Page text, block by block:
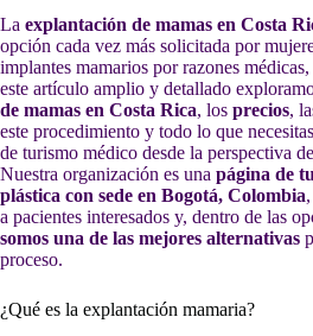
La explantación de mamas en Costa
opción cada vez más solicitada por
implantes mamarios por razones
este artículo amplio y detallado
de mamas en Costa Rica, los precios,
este procedimiento y todo lo que
de turismo médico desde la perspectiva
Nuestra organización es una página de
plástica con sede en Bogotá, Colombia
a pacientes interesados y, dentro de las
somos una de las mejores alternativas
proceso.
¿Qué es la explantación mamaria?